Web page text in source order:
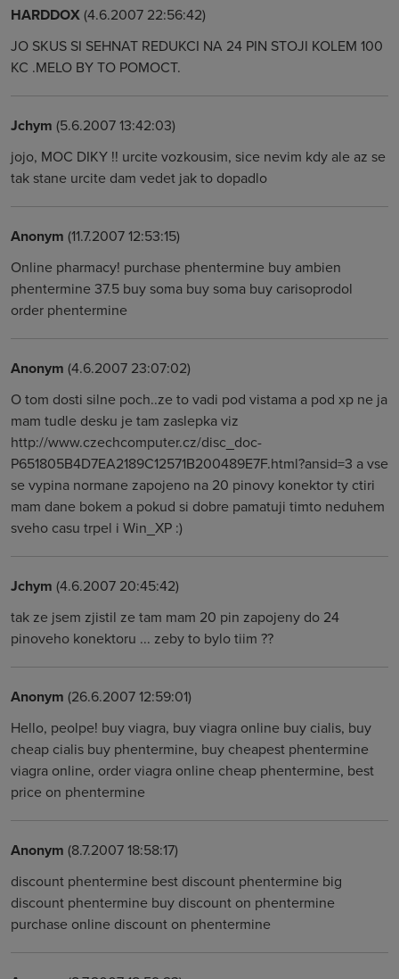
HARDDOX(4.6.2007 22:56:42)
JO SKUS SI SEHNAT REDUKCI NA 24 PIN STOJI KOLEM 100
KC .MELO BY TO POMOCT.
Jchym (5.6.2007 13:42:03)
jojo, MOC DIKY !! urcite vozkousim, sice nevim kdy ale az se
tak stane urcite dam vedet jak to dopadlo
Anonym (11.7.2007 12:53:15)
Online pharmacy! purchase phentermine buy ambien
phentermine 37.5 buy soma buy soma buy carisoprodol
order phentermine
Anonym (4.6.2007 23:07:02)
O tom dosti silne poch..ze to vadi pod vistama a pod xp ne ja
mam tudle desku je tam zaslepka viz
http://www.czechcomputer.cz/disc_doc-
P651805B4D7EA2189C12571B200489E7F.html?ansid=3 a vse
se vypina normane zapojeno na 20 pinovy konektor ty ctiri
mam dane bokem a pokud si dobre pamatuji timto neduhem
sveho casu trpel i Win_XP :)
Jchym (4.6.2007 20:45:42)
tak ze jsem zjistil ze tam mam 20 pin zapojeny do 24
pinoveho konektoru ... zeby to bylo tiim ??
Anonym (26.6.2007 12:59:01)
Hello, peolpe! buy viagra, buy viagra online buy cialis, buy
cheap cialis buy phentermine, buy cheapest phentermine
viagra online, order viagra online cheap phentermine, best
price on phentermine
Anonym (8.7.2007 18:58:17)
discount phentermine best discount phentermine big
discount phentermine buy discount on phentermine
purchase online discount on phentermine